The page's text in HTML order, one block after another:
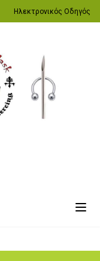
Ηλεκτρονικός Οδηγός